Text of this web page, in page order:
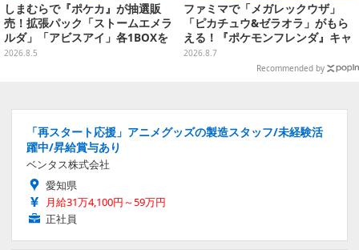
しまむらで『ポケカ』が抽選販
売！拡張パック「ストームエメラ
ルダ」「アビスアイ」各1BOXを
ラインナップ
2026.8.5
ファミマで「メガレックウザ」
「ピカチュウ&ゼラオラ」がもら
える！『ポケモンフレンダ』キャ
ンペーンが8月11日開始
2026.8.7
Recommended by
「再スタート応援」アニメグッズの製造スタッフ/未経験活
躍中/昇給賞与あり
ベンタス株式会社
愛知県
月給31万4,100円～59万円
正社員